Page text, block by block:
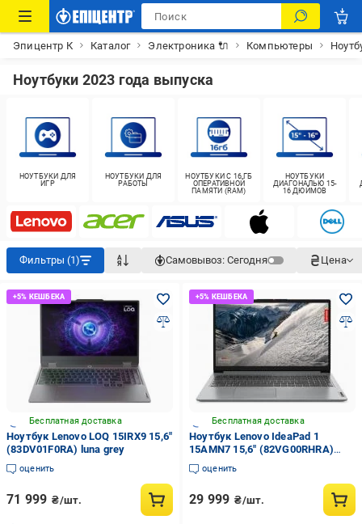
Эпицентр К Каталог Электроника 🔌 Компьютеры
Ноутбуки 2023 года выпуска
НОУТБУКИ ДЛЯ
ИГР
НОУТБУКИ ДЛЯ
РАБОТЫ
НОУТБУКИ С 16 ГБ
ОПЕРАТИВНОЙ
ПАМЯТИ (RAM)
НОУТБУКИ
ДИАГОНАЛЬЮ 15-
16 ДЮЙМОВ
Фильтры (1) Самовывоз: Сегодня Цена
Бесплатная доставка
Ноутбук Lenovo LOQ 15IRX9 15,6"
(83DV01F0RA) luna grey
оценить
71 999 ₴/шт.
Бесплатная доставка
Ноутбук Lenovo IdeaPad 1
15AMN7 15,6" (82VG00RHRA)
cloud grey
оценить
29 999 ₴/шт.